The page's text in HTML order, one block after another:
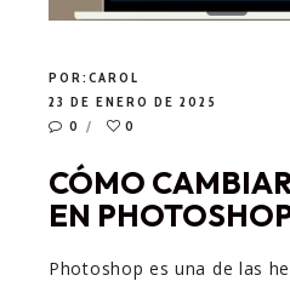
POR:CAROL
23 DE ENERO DE 2025
0
0
CÓMO
EN
Photoshop es una de las